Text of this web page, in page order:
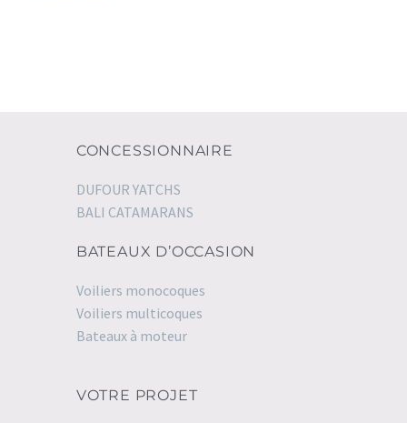
CONCESSIONNAIRE
DUFOUR YATCHS
BALI CATAMARANS
BATEAUX D’OCCASION
Voiliers monocoques
Voiliers multicoques
Bateaux à moteur
VOTRE PROJET